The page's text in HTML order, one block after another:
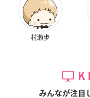
村瀬歩
みんなが注目